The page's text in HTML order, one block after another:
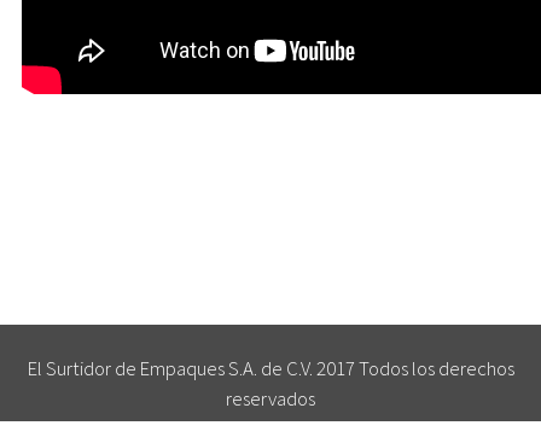
El Surtidor de Empaques S.A. de C.V. 2017 Todos los derechos
reservados